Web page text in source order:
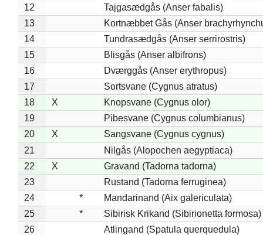
12
Tajgasædgås (Anser fabalis)
13
Kortnæbbet Gås (Anser
14
Tundrasædgås (Anser serrirostris)
15
Blisgås (Anser albifrons)
16
Dværggås (Anser erythropus)
17
Sortsvane (Cygnus atratus)
18
X
Knopsvane (Cygnus olor)
19
Pibesvane (Cygnus columbianus)
20
X
Sangsvane (Cygnus cygnus)
21
Nilgås (Alopochen aegyptiaca)
22
X
Gravand (Tadorna tadorna)
23
Rustand (Tadorna ferruginea)
24
*
Mandarinand (Aix galericulata)
25
*
Sibirisk Krikand (Sibirionetta formosa)
26
Atlingand (Spatula querquedula)